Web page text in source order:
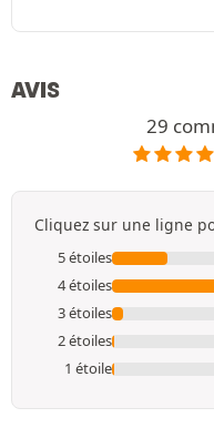
AVIS
29
Cliquez sur une ligne
5 étoiles
4 étoiles
3 étoiles
2 étoiles
1 étoile